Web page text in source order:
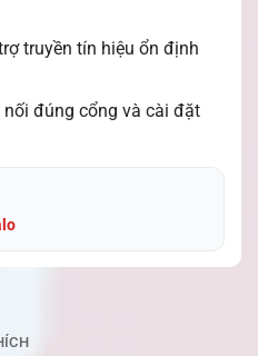
truyền tín hiệu ổn định
nối đúng cổng và cài đặt